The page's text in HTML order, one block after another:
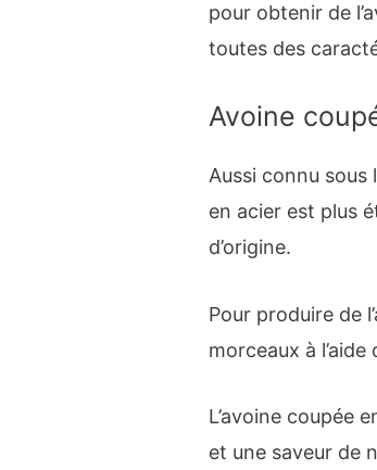
pour obtenir de
toutes des
Avoine
Aussi connu sous
en acier est plus
d’origine.
Pour produire de
morceaux à l’aide
L’avoine coupée
et une saveur de